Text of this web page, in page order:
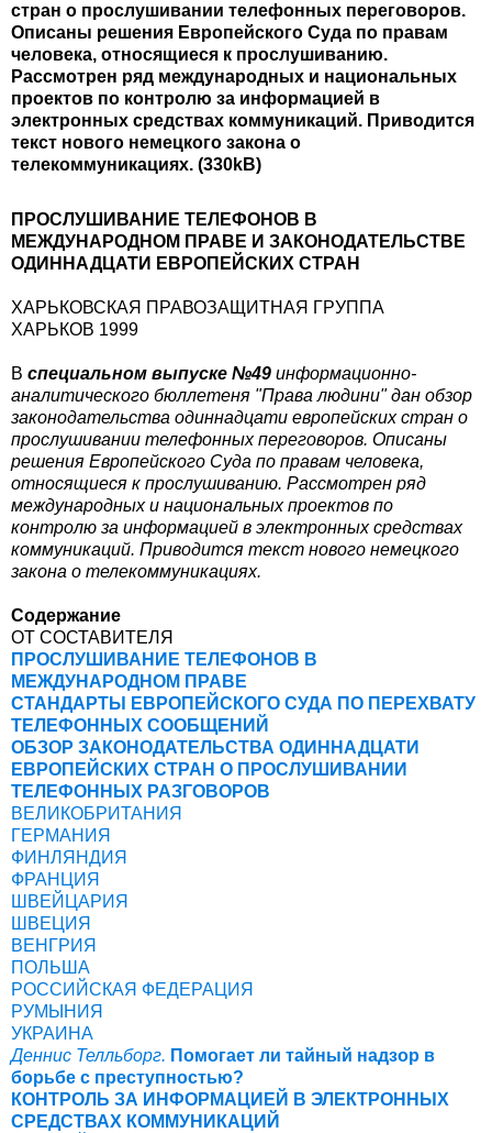
стран о прослушивании телефонных переговоров.
Описаны решения Европейского Суда по правам
человека, относящиеся к прослушиванию.
Рассмотрен ряд международных и национальных
проектов по контролю за информацией в
электронных средствах коммуникаций. Приводится
текст нового немецкого закона о
телекоммуникациях. (330kB)
ПРОСЛУШИВАНИЕ ТЕЛЕФОНОВ В
МЕЖДУНАРОДНОМ ПРАВЕ И ЗАКОНОДАТЕЛЬСТВЕ
ОДИННАДЦАТИ ЕВРОПЕЙСКИХ СТРАН
ХАРЬКОВСКАЯ ПРАВОЗАЩИТНАЯ ГРУППА
ХАРЬКОВ 1999
В специальном выпуске №49 информационно-
аналитического бюллетеня "Права людини" дан обзор
законодательства одиннадцати европейских стран о
прослушивании телефонных переговоров. Описаны
решения Европейского Суда по правам человека,
относящиеся к прослушиванию. Рассмотрен ряд
международных и национальных проектов по
контролю за информацией в электронных средствах
коммуникаций. Приводится текст нового немецкого
закона о телекоммуникациях.
Содержание
ОТ СОСТАВИТЕЛЯ
ПРОСЛУШИВАНИЕ ТЕЛЕФОНОВ В
МЕЖДУНАРОДНОМ ПРАВЕ
СТАНДАРТЫ ЕВРОПЕЙСКОГО СУДА ПО ПЕРЕХВАТУ
ТЕЛЕФОННЫХ СООБЩЕНИЙ
ОБЗОР ЗАКОНОДАТЕЛЬСТВА ОДИННАДЦАТИ
ЕВРОПЕЙСКИХ СТРАН О ПРОСЛУШИВАНИИ
ТЕЛЕФОННЫХ РАЗГОВОРОВ
ВЕЛИКОБРИТАНИЯ
ГЕРМАНИЯ
ФИНЛЯНДИЯ
ФРАНЦИЯ
ШВЕЙЦАРИЯ
ШВЕЦИЯ
ВЕНГРИЯ
ПОЛЬША
РОССИЙСКАЯ ФЕДЕРАЦИЯ
РУМЫНИЯ
УКРАИНА
Деннис Телльборг. Помогает ли тайный надзор в
борьбе с преступностью?
КОНТРОЛЬ ЗА ИНФОРМАЦИЕЙ В ЭЛЕКТРОННЫХ
СРЕДСТВАХ КОММУНИКАЦИЙ